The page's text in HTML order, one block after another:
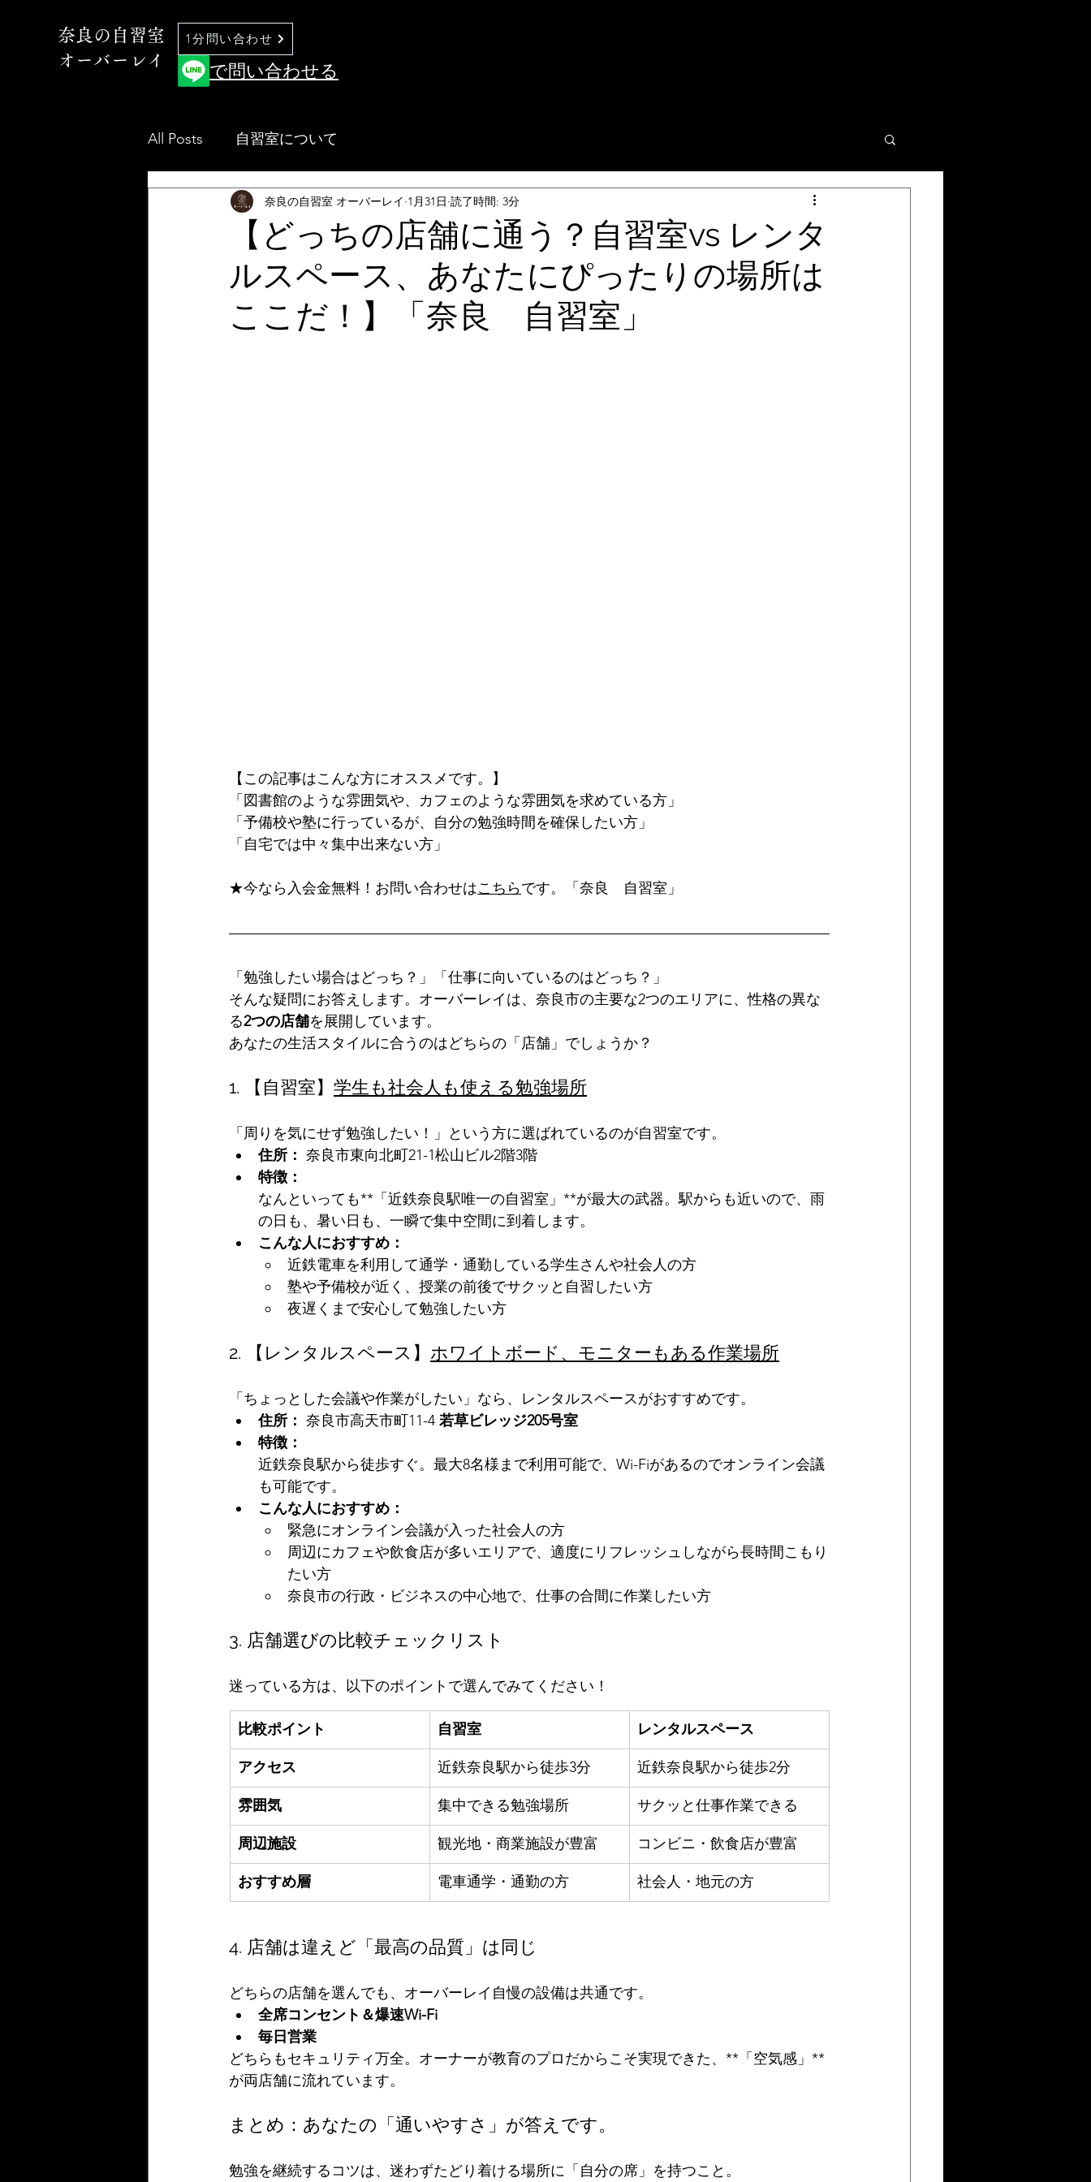
奈良の自習室
オーバーレイ
1分問い合わせ
で問い合わせる
All Posts 自習室について
【どっちの店舗に通う？自習室vs レンタ
ルスペース、あなたにぴったりの場所は
ここだ！】「奈良 自習室」
奈良の自習室 オーバーレイ 1月31日 読了時間: 3分
【この記事はこんな方にオススメです。】
「図書館のような雰囲気や、カフェのような雰囲気を求めている方」
「予備校や塾に行っているが、自分の勉強時間を確保したい方」
「自宅では中々集中出来ない方」
★今なら入会金無料！お問い合わせはこちらです。「奈良　自習室」
「勉強したい場合はどっち？」「仕事に向いているのはどっち？」
そんな疑問にお答えします。オーバーレイは、奈良市の主要な2つのエリアに、性格の異な
る2つの店舗を展開しています。
あなたの生活スタイルに合うのはどちらの「店舗」でしょうか？
1. 【自習室】 学生も社会人も使える勉強場所
「周りを気にせず勉強したい！」という方に選ばれているのが自習室です。
住所： 奈良市東向北町21-1松山ビル2階3階
特徴：
なんといっても**「近鉄奈良駅唯一の自習室」**が最大の武器。駅からも近いので、雨
の日も、暑い日も、一瞬で集中空間に到着します。
こんな人におすすめ：
近鉄電車を利用して通学・通勤している学生さんや社会人の方
塾や予備校が近く、授業の前後でサクッと自習したい方
夜遅くまで安心して勉強したい方
2. 【レンタルスペース】 ホワイトボード、モニターもある作業場所
「ちょっとした会議や作業がしたい」なら、レンタルスペースがおすすめです。
住所： 奈良市高天市町11-4 若草ビレッジ205号室
特徴：
近鉄奈良駅から徒歩すぐ。最大8名様まで利用可能で、Wi-Fiがあるのでオンライン会議
も可能です。
こんな人におすすめ：
緊急にオンライン会議が入った社会人の方
周辺にカフェや飲食店が多いエリアで、適度にリフレッシュしながら長時間こもり
たい方
奈良市の行政・ビジネスの中心地で、仕事の合間に作業したい方
3. 店舗選びの比較チェックリスト
迷っている方は、以下のポイントで選んでみてください！
比較ポイント 自習室 レンタルスペース
アクセス 近鉄奈良駅から徒歩3分 近鉄奈良駅から徒歩2分
雰囲気 集中できる勉強場所 サクッと仕事作業できる
周辺施設 観光地・商業施設が豊富 コンビニ・飲食店が豊富
おすすめ層 電車通学・通勤の方 社会人・地元の方
4. 店舗は違えど「最高の品質」は同じ
どちらの店舗を選んでも、オーバーレイ自慢の設備は共通です。
全席コンセント＆爆速Wi-Fi
毎日営業
どちらもセキュリティ万全。オーナーが教育のプロだからこそ実現できた、**「空気感」**
が両店舗に流れています。
まとめ：あなたの「通いやすさ」が答えです。
勉強を継続するコツは、迷わずたどり着ける場所に「自分の席」を持つこと。